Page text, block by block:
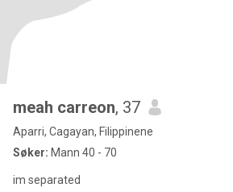
meah carreon, 37
Aparri, Cagayan, Filippinene
Søker: Mann 40 - 70
im separated